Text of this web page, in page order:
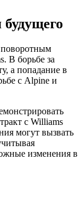
поворотным
В борьбе за
а попадание в
с Alpine и
с Williams
могут вызвать
изменения в